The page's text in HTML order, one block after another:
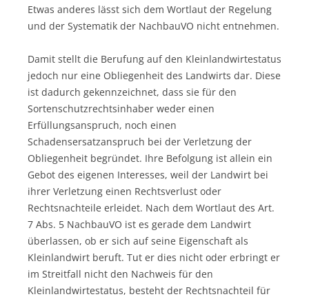
Etwas anderes lässt sich dem Wortlaut der Regelung
und der Systematik der NachbauVO nicht entnehmen.
Damit stellt die Berufung auf den Kleinlandwirtestatus
jedoch nur eine Obliegenheit des Landwirts dar. Diese
ist dadurch gekennzeichnet, dass sie für den
Sortenschutzrechtsinhaber weder einen
Erfüllungsanspruch, noch einen
Schadensersatzanspruch bei der Verletzung der
Obliegenheit begründet. Ihre Befolgung ist allein ein
Gebot des eigenen Interesses, weil der Landwirt bei
ihrer Verletzung einen Rechtsverlust oder
Rechtsnachteile erleidet. Nach dem Wortlaut des Art.
7 Abs. 5 NachbauVO ist es gerade dem Landwirt
überlassen, ob er sich auf seine Eigenschaft als
Kleinlandwirt beruft. Tut er dies nicht oder erbringt er
im Streitfall nicht den Nachweis für den
Kleinlandwirtestatus, besteht der Rechtsnachteil für